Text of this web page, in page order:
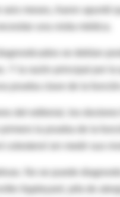
meses, Aaron apuntó
una visita médica.
se debían
Y la razón principal por
prueba clave de la
del editorial, los
colesterol sin medir sus
No se puede
Appleyard, jefa de